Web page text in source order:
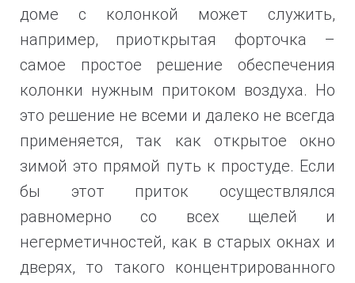
доме с колонкой может служить,
например, приоткрытая форточка –
самое простое решение обеспечения
колонки нужным притоком воздуха. Но
это решение не всеми и далеко не всегда
применяется, так как открытое окно
зимой это прямой путь к простуде. Если
бы этот приток осуществлялся
равномерно со всех щелей и
негерметичностей, как в старых окнах и
дверях, то такого концентрированного